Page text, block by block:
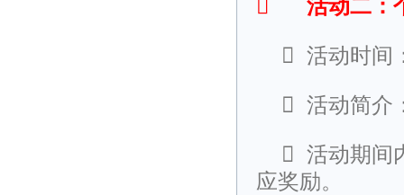

活动二：
 活动时间
 活动简介
 活动期间
应奖励。